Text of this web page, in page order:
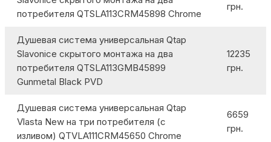
потребителя QTSLA113CRM45898 Chrome
грн.
Душевая система универсальная Qtap
Slavonice скрытого монтажа на два
потребителя QTSLA113GMB45899
Gunmetal Black PVD
12235
грн.
Душевая система универсальная Qtap
Vlasta New на три потребителя (с
изливом) QTVLA111CRM45650 Chrome
6659
грн.